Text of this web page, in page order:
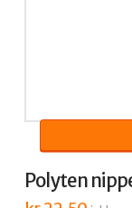
Polyten